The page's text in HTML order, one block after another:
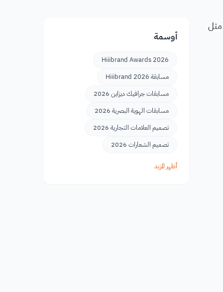
مثل
أوسمة
Hiiibrand Awards 2026
مسابقة Hiiibrand 2026
مسابقات جرافيك ديزاين 2026
مسابقات الهوية البصرية 2026
تصميم العلامات التجارية 2026
تصميم الشعارات 2026
أظهر المزيد